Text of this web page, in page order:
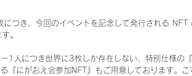
つき、今回のイベントを記念して発行される NFT
。
1人につき世界に3枚しか存在しない、特別仕様の
『にがおえ会参加NFT』もご用意しております。